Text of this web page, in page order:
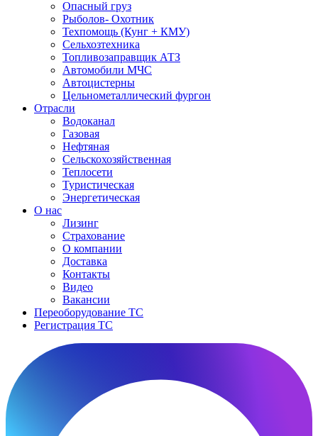
Опасный груз
Рыболов- Охотник
Техпомощь (Кунг + КМУ)
Сельхозтехника
Топливозаправщик АТЗ
Автомобили МЧС
Автоцистерны
Цельнометаллический фургон
Отрасли
Водоканал
Газовая
Нефтяная
Сельскохозяйственная
Теплосети
Туристическая
Энергетическая
О нас
Лизинг
Страхование
О компании
Доставка
Контакты
Видео
Вакансии
Переоборудование ТС
Регистрация ТС